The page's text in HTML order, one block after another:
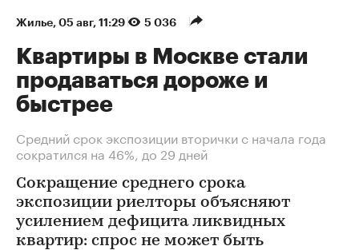
Жилье 05 авг, 11:29 5 036
Квартиры в Москве стали
продаваться дороже и
быстрее
Средний срок экспозиции вторички с начала года
сократился на 46%, до 29 дней
Сокращение среднего срока
экспозиции риелторы объясняют
усилением дефицита ликвидных
квартир: спрос не может быть